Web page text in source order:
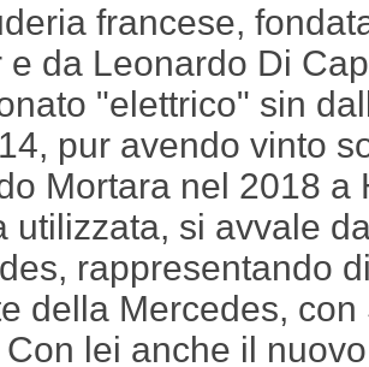
francese,
e da Leonardo Di
"elettrico" sin
pur avendo vinto
Mortara nel 2018 a
utilizzata, si avvale
rappresentando
della Mercedes, con
lei anche il